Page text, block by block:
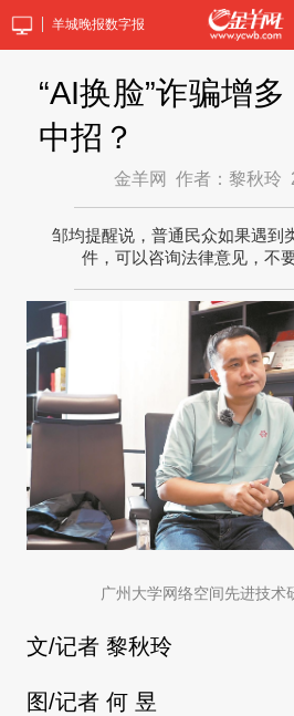
羊城晚报数字报
“AI换脸”诈骗增
中招？
金羊网 作者：黎秋玲
邹均提醒说，普通民众如果遇到
件，可以咨询法律意见，不
广州大学网络空间先进技术
文/记者 黎秋玲
图/记者 何 昱